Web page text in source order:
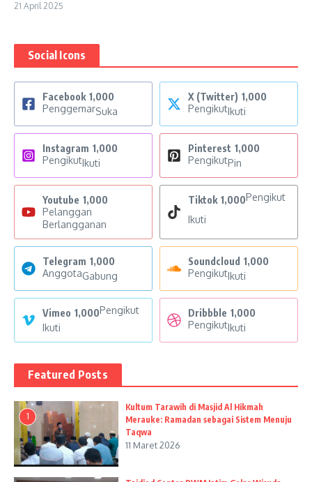
21 April 2025
Social Icons
Facebook 1,000
PenggemarSuka
X (Twitter) 1,000
PengikutIkuti
Instagram 1,000
PengikutIkuti
Pinterest 1,000
PengikutPin
Youtube 1,000
Pelanggan
Berlangganan
Tiktok 1,000Pengikut
Ikuti
Telegram 1,000
AnggotaGabung
Soundcloud 1,000
PengikutIkuti
Vimeo 1,000Pengikut
Ikuti
Dribbble 1,000
PengikutIkuti
Featured Posts
1
Kultum Tarawih di Masjid Al Hikmah
Merauke: Ramadan sebagai Sistem Menuju
Taqwa
11 Maret 2026